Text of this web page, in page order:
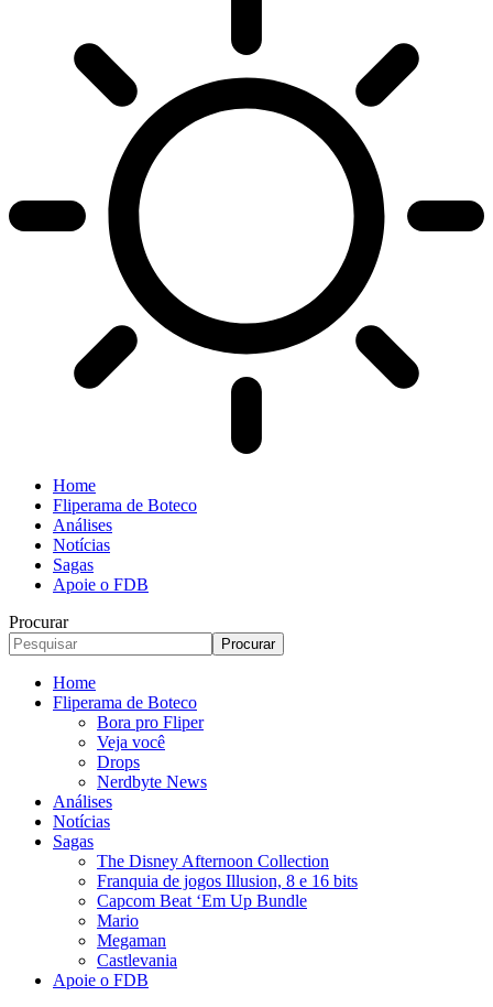
Home
Fliperama de Boteco
Análises
Notícias
Sagas
Apoie o FDB
Procurar
Home
Fliperama de Boteco
Bora pro Fliper
Veja você
Drops
Nerdbyte News
Análises
Notícias
Sagas
The Disney Afternoon Collection
Franquia de jogos Illusion, 8 e 16 bits
Capcom Beat ‘Em Up Bundle
Mario
Megaman
Castlevania
Apoie o FDB